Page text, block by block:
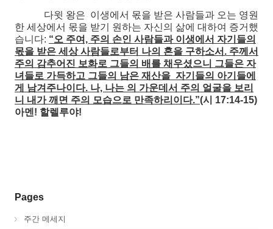
다윗 왕은 이생에서 몫을 받은 사람들과 오는 영원
한 세상에서 몫을 받기 원하는 자신의 삶에 대하여 증거했
습니다: “오 주여, 주의 손인 사람들과 이생에서 자기들의
몫을 받은 세상 사람들로부터 나의 혼을 구하소서. 주께서
주의 감추어진 보화로 그들의 배를 채우셨으니 그들은 자
녀들로 가득하고 그들의 남은 재산을 자기들의 아기들에
게 남겨주나이다. 나, 나는 의 가운데서 주의 얼굴을 보리
니 내가 깨면 주의 모습으로 만족하리이다.”(시 17:14-15)
아멘! 할렐루야!
Pages
주간 메세지